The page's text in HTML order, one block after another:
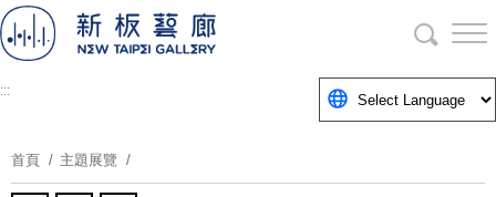
跳
到
要
:::
首頁 主題展覽